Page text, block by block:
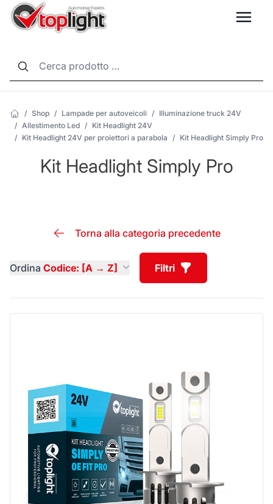
/ Shop / Lampade per autoveicoli / Illuminazione truck 24V
/ Allestimento Led / Kit Headlight 24V
/ Kit Headlight 24V per proiettori a parabola / Kit Headlight Simply Pro
Kit Headlight Simply Pro
Torna alla categoria precedente
Ordina Codice: [A → Z] Filtri